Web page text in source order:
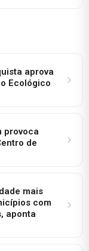
aprova
Ecológico
provoca
de
mais
com
aponta